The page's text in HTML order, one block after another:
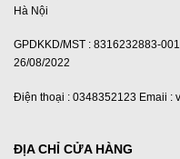
Hà Nội
GPDKKD/MST : 8316232883-
26/08/2022
Điện thoại : 0348352123 Emaii :
ĐỊA CHỈ CỬA HÀNG